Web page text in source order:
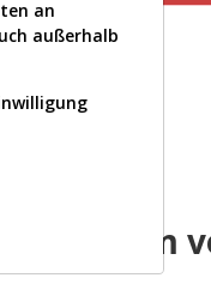
Plattform
an
außerhalb